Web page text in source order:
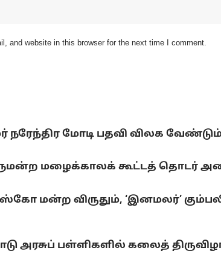
and website in this browser for the next time I comment.
நரேந்திர மோடி பதவி விலக
மழைக்காலக் கூட்டத் தொடர்
மன்ற விருதும், ‘இனமலர்’
அரசுப் பள்ளிகளில் கலைத்